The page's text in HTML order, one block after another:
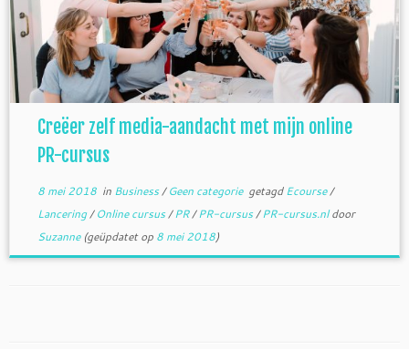
Creëer zelf media-aandacht met mijn online
PR-cursus
8 mei 2018in Business/Geen categorie getagdEcourse/
Lancering/Online cursus/PR/PR-cursus/PR-cursus.nldoor
Suzanne(geüpdatet op 8 mei 2018)